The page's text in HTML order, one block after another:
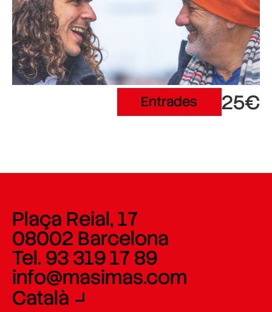
Entrades 25€
Plaça Reial, 17
08002 Barcelona
Tel. 93 319 17 89
info@masimas.com
Català